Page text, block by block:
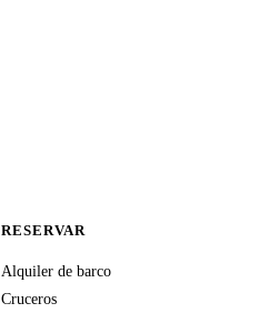
RESERVAR
Alquiler de barco
Cruceros